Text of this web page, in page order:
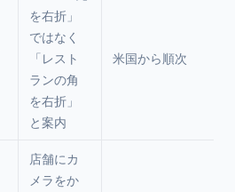
を右折」
ではなく
「レスト
ランの角
を右折」
と案内
米国から順次
店舗にカ
メラをか